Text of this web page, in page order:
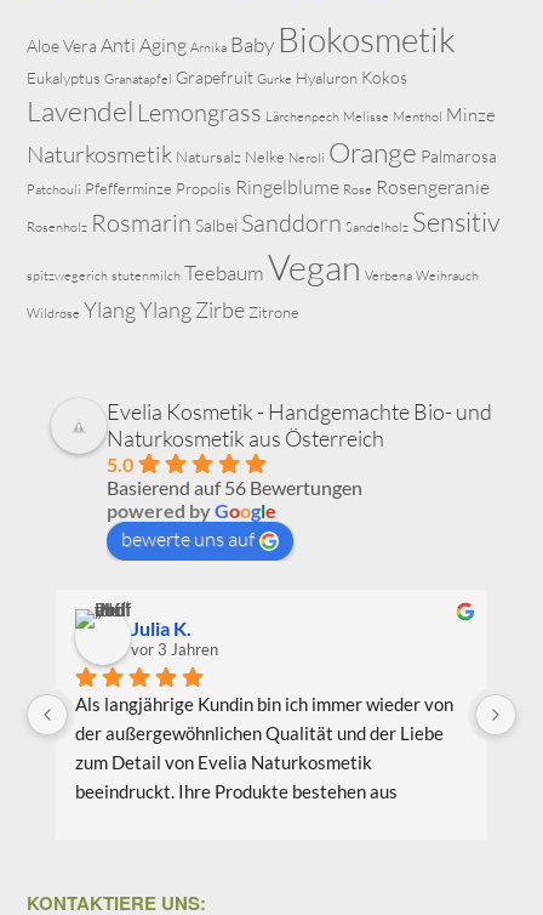
Aloe Vera Anti Aging Arnika Baby Biokosmetik
Eukalyptus Granatapfel Grapefruit Gurke Hyaluron Kokos
Lavendel Lemongrass Lärchenpech Melisse Menthol Minze
Naturkosmetik Natursalz Nelke Neroli Orange Palmarosa
Patchouli Pfefferminze Propolis Ringelblume Rose Rosengeranie
Rosenholz Rosmarin Salbei Sanddorn Sandelholz Sensitiv
spitzwegerich stutenmilch TeebaumVegan Verbena Weihrauch
Wildrose Ylang YlangZirbe Zitrone
Evelia Kosmetik - Handgemachte Bio- und
Naturkosmetik aus Österreich
5.0
Basierend auf 56 Bewertungen
powered byGoogle
bewerte uns auf
Julia K.
vor 3 Jahren
Als langjährige Kundin bin ich immer wieder von
der außergewöhnlichen Qualität und der Liebe
zum Detail von Evelia Naturkosmetik
beeindruckt. Ihre Produkte bestehen aus
Lieblingsprodukte sind das Gesichtsöl Teebaum
KONTAKTIERE UNS: